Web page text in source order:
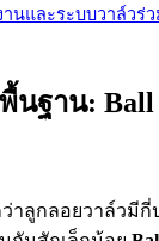
านและระบบวาล์วร่
นฐาน: Ball
ว่าลูกลอยวาล์วมี